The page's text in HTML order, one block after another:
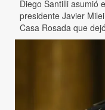
Diego Santilli asumió
presidente Javier
Casa Rosada que